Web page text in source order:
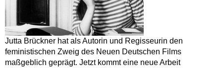
Jutta Brückner hat als Autorin und Regisseurin den
feministischen Zweig des Neuen Deutschen Films
maßgeblich geprägt. Jetzt kommt eine neue Arbeit